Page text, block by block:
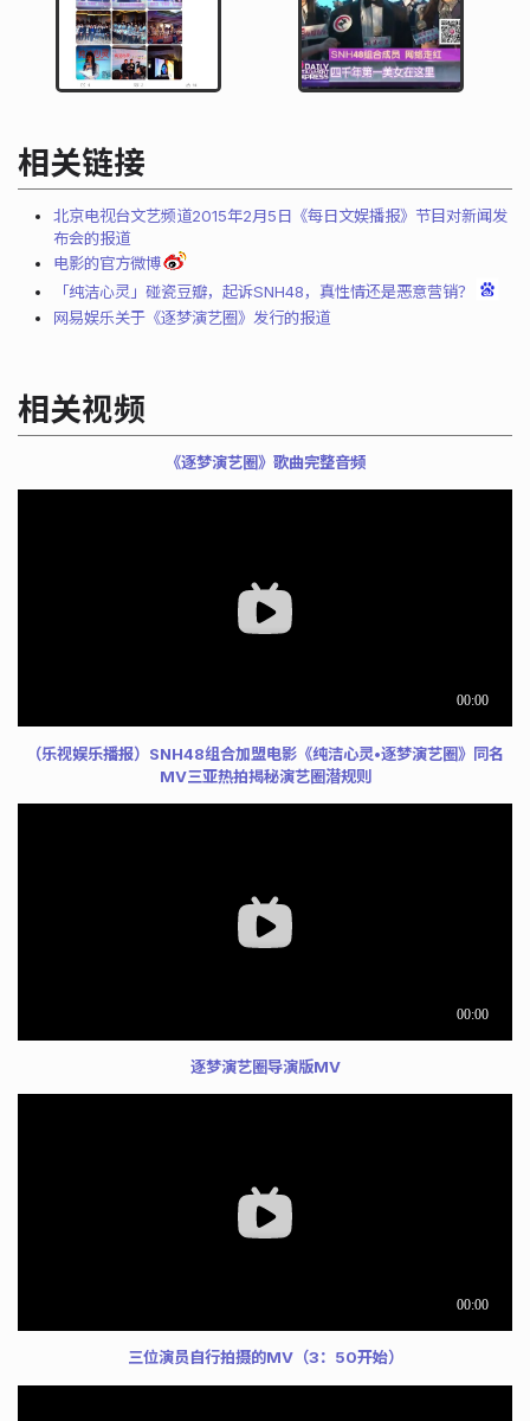
相关链接
北京电视台文艺频道2015年2月5日《每日文娱播报》节目对新闻发
布会的报道
电影的官方微博
「纯洁心灵」碰瓷豆瓣，起诉SNH48，真性情还是恶意营销？
网易娱乐关于《逐梦演艺圈》发行的报道
相关视频
《逐梦演艺圈》歌曲完整音频
（乐视娱乐播报）SNH48组合加盟电影《纯洁心灵•逐梦演艺圈》同名
MV三亚热拍揭秘演艺圈潜规则
逐梦演艺圈导演版MV
三位演员自行拍摄的MV（3：50开始）